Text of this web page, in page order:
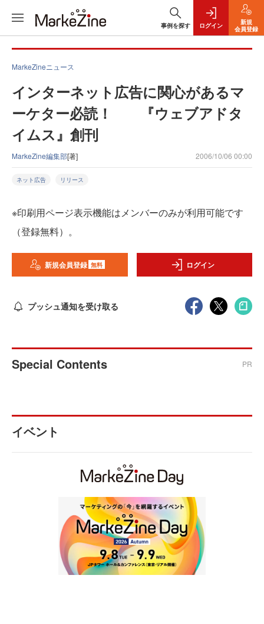
事例を探す ログイン
新規
会員登録
MarkeZineニュース
インターネット広告に関心があるマ
ーケター必読！ 『ウェブアドタ
イムス』創刊
MarkeZine編集部[著] 2006/10/06 00:00
ネット広告 リリース
※印刷用ページ表示機能はメンバーのみが利用可能です
（登録無料）。
新規会員登録 無料 ログイン
プッシュ通知を受け取る
Special Contents PR
イベント